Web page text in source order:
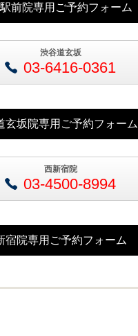
前院専用ご予約フォーム
渋谷道玄坂
03-6416-0361
玄坂院専用ご予約フォーム
西新宿院
03-4500-8994
宿院専用ご予約フォーム